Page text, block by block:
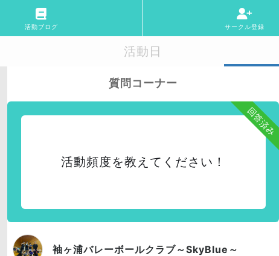
活動ブログ サークル登録
活動日
質問コーナー
回答済み
活動頻度を教えてください！
袖ヶ浦バレーボールクラブ～SkyBlue～